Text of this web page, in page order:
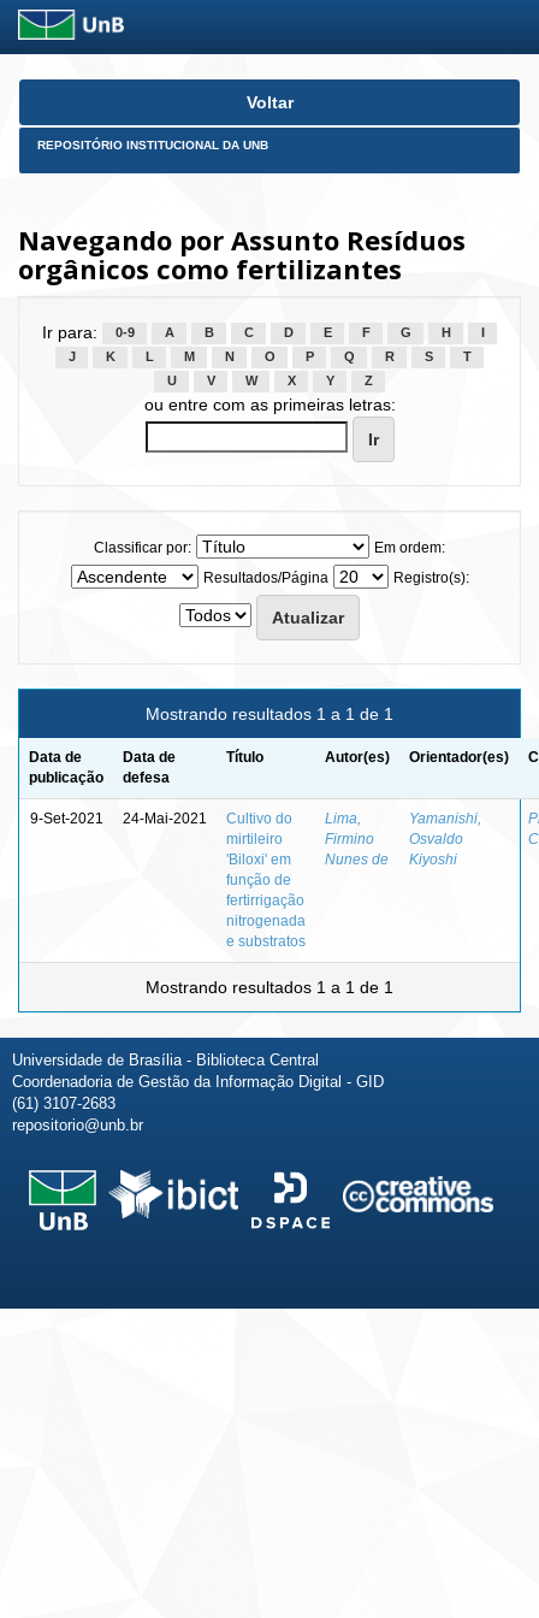
Skip
Voltar
REPOSITÓRIO INSTITUCIONAL DA UNB
Navegando por Assunto Resíduos
orgânicos como fertilizantes
Ir para: 0-9 A B C D E F G H
J
K L M N O P Q R S
T
U
V W X Y Z
ou entre com as primeiras letras:
Classificar por:
Em ordem:
Resultados/Página
Registro(s):
Mostrando resultados 1 a 1 de 1
Data de
publicação
Data de
defesa
Título Autor(es) Orientador(es)
9-Set-2021 24-Mai-2021
Cultivo do
mirtileiro
'Biloxi' em
função de
fertirrigação
nitrogenada
e substratos
Lima,
Firmino
Nunes de
Yamanishi,
Osvaldo
Kiyoshi
Mostrando resultados 1 a 1 de 1
Universidade de Brasília - Biblioteca Central
Coordenadoria de Gestão da Informação Digital - GID
(61) 3107-2683
repositorio@unb.br